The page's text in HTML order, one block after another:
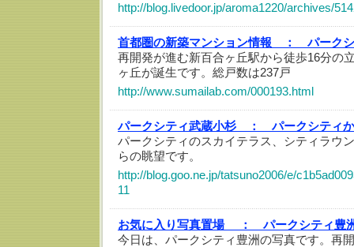
http://blog.livedoor.jp/aroma1220/archives/
首都圏の新築マンション情報 ：
パーク
再開発が進む新百合ヶ丘駅から徒歩16分の
ヶ丘が誕生です。総戸数は237戸
http://www.sumailab.com/000193.html
パークシティ武蔵小杉 ：
パークシティ
パークシティのスカイテラス、シティラウ
らの眺望です。
http://blog.goo.ne.jp/tatsuno2006/e/
11
お気に入り写真置場 ：
パークシティ豊
今日は、パークシティ豊洲の写真です。再